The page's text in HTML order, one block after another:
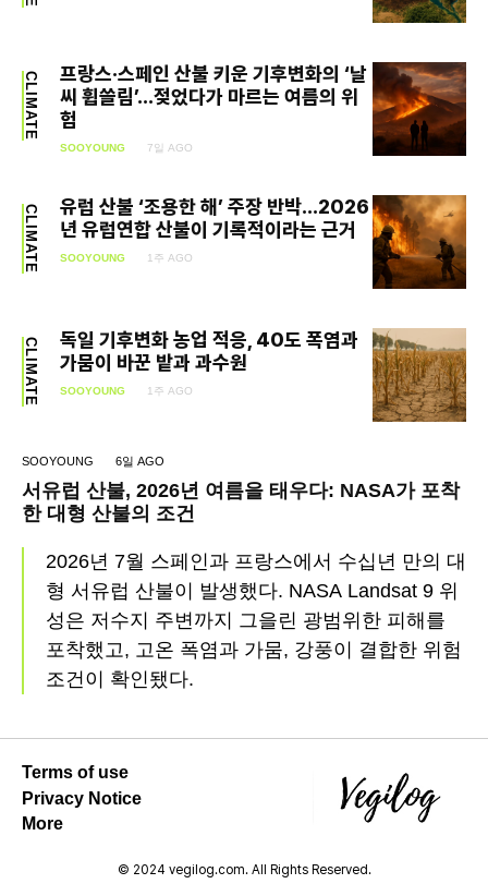
CLIMATE
프랑스·스페인 산불 키운 기후변화의 ‘날
씨 휩쓸림’…젖었다가 마르는 여름의 위
험
SOOYOUNG 7일 AGO
CLIMATE
유럽 산불 ‘조용한 해’ 주장 반박…2026
년 유럽연합 산불이 기록적이라는 근거
SOOYOUNG 1주 AGO
CLIMATE
독일 기후변화 농업 적응, 40도 폭염과
가뭄이 바꾼 밭과 과수원
SOOYOUNG 1주 AGO
SOOYOUNG 6일 AGO
서유럽 산불, 2026년 여름을 태우다: NASA가 포착
한 대형 산불의 조건
2026년 7월 스페인과 프랑스에서 수십년 만의 대
형 서유럽 산불이 발생했다. NASA Landsat 9 위
성은 저수지 주변까지 그을린 광범위한 피해를
포착했고, 고온 폭염과 가뭄, 강풍이 결합한 위험
조건이 확인됐다.
Terms of use
Privacy Notice
More
© 2024 vegilog.com. All Rights Reserved.